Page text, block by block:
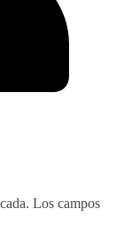
Los campos